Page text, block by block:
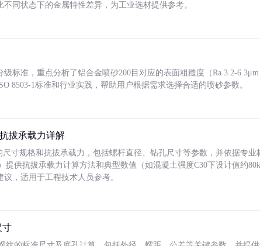
同状态下的金属特性差异，为工业选材提供参考。
标准，重点分析了铝合金喷砂200目对应的表面粗糙度（Ra 3.2-
8503-1标准和行业实践，帮助用户根据需求选择合适的喷砂参数。
拔承载力详解
寸规格和抗拔承载力，包括螺杆直径、钻孔尺寸等参数，并依据专业
提供抗拔承载力计算方法和典型数值（如混凝土强度C30下设计值约
，适用于工程技术人员参考。
寸